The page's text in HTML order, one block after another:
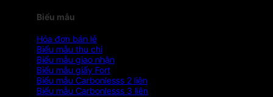
Biểu mẫu
Hóa đơn bán lẻ
Biểu mẫu thu chi
Biểu mẫu giao nhận
Biểu mẫu giấy Fort
Biểu mẫu Carbonlesss 2 liên
Biểu mẫu Carbonlesss 3 liên